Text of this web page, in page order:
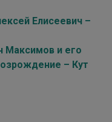
Елисеевич –
Максимов и его
– Кут